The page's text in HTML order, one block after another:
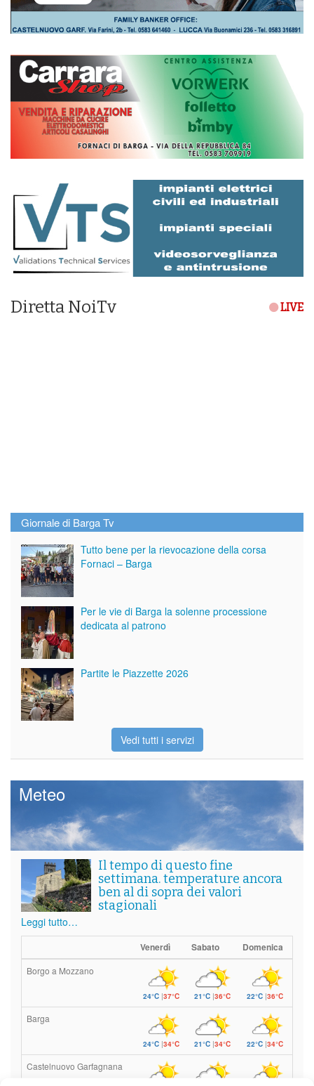
Diretta NoiTv LIVE
Giornale di Barga Tv
Tutto bene per la rievocazione della corsa
Fornaci – Barga
Per le vie di Barga la solenne processione
dedicata al patrono
Partite le Piazzette 2026
Vedi tutti i servizi
Meteo
Il tempo di questo fine
settimana. temperature ancora
ben al di sopra dei valori
stagionali
Leggi tutto…
Venerdì Sabato Domenica
Borgo a Mozzano
24°C|37°C 21°C|36°C 22°C |36°C
Barga
24°C|34°C 21°C|34°C 22°C |34°C
Castelnuovo Garfagnana